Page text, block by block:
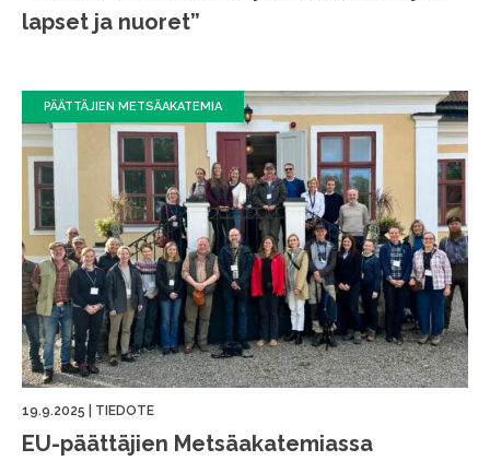
lapset ja nuoret”
PÄÄTTÄJIEN METSÄAKATEMIA
19.9.2025 TIEDOTE
EU-päättäjien Metsäakatemiassa